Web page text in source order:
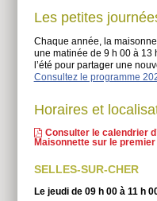
Les petites
Chaque année, la
une matinée de 9 h 00 à 13
l’été pour partager une
Consultez le programme
Horaires et
Consulter le calendrier
Maisonnette sur le
SELLES-SUR-CHER
Le jeudi de 09 h 00 à 11 h